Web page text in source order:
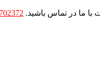
با ما در تماس باشید.